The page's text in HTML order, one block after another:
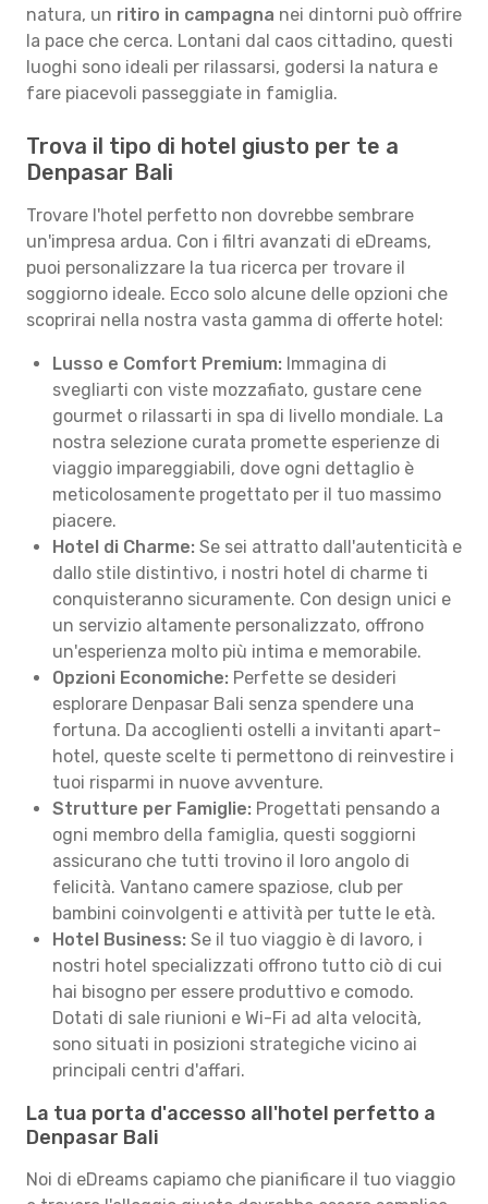
natura, un ritiro in campagna nei dintorni può offrire
la pace che cerca. Lontani dal caos cittadino, questi
luoghi sono ideali per rilassarsi, godersi la natura e
fare piacevoli passeggiate in famiglia.
Trova il tipo di hotel giusto per te a
Denpasar Bali
Trovare l'hotel perfetto non dovrebbe sembrare
un'impresa ardua. Con i filtri avanzati di eDreams,
puoi personalizzare la tua ricerca per trovare il
soggiorno ideale. Ecco solo alcune delle opzioni che
scoprirai nella nostra vasta gamma di offerte hotel:
Lusso e Comfort Premium: Immagina di
svegliarti con viste mozzafiato, gustare cene
gourmet o rilassarti in spa di livello mondiale. La
nostra selezione curata promette esperienze di
viaggio impareggiabili, dove ogni dettaglio è
meticolosamente progettato per il tuo massimo
piacere.
Hotel di Charme: Se sei attratto dall'autenticità e
dallo stile distintivo, i nostri hotel di charme ti
conquisteranno sicuramente. Con design unici e
un servizio altamente personalizzato, offrono
un'esperienza molto più intima e memorabile.
Opzioni Economiche: Perfette se desideri
esplorare Denpasar Bali senza spendere una
fortuna. Da accoglienti ostelli a invitanti apart-
hotel, queste scelte ti permettono di reinvestire i
tuoi risparmi in nuove avventure.
Strutture per Famiglie: Progettati pensando a
ogni membro della famiglia, questi soggiorni
assicurano che tutti trovino il loro angolo di
felicità. Vantano camere spaziose, club per
bambini coinvolgenti e attività per tutte le età.
Hotel Business: Se il tuo viaggio è di lavoro, i
nostri hotel specializzati offrono tutto ciò di cui
hai bisogno per essere produttivo e comodo.
Dotati di sale riunioni e Wi-Fi ad alta velocità,
sono situati in posizioni strategiche vicino ai
principali centri d'affari.
La tua porta d'accesso all'hotel perfetto a
Denpasar Bali
Noi di eDreams capiamo che pianificare il tuo viaggio